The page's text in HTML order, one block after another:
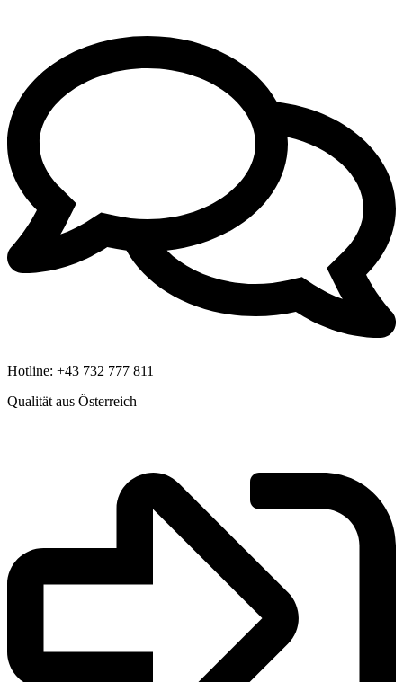
Hotline: +43 732 777 811
Qualität aus Österreich